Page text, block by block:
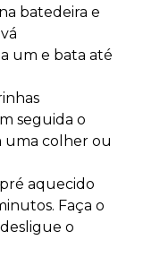
batedeira e
um e bata até
seguida o
uma colher ou
aquecido
Faça o
o